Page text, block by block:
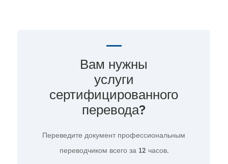
Вам нужны
услуги
сертифицированного
перевода?
Переведите документ профессиональным
переводчиком всего за 12 часов.